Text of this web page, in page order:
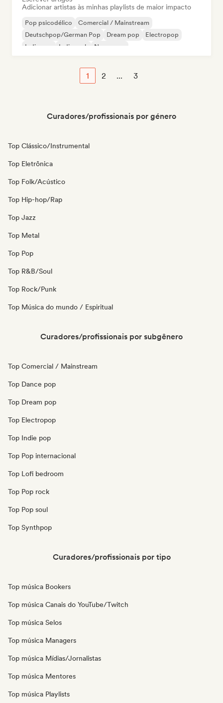
Adicionar artistas às minhas playlists de maior impacto
Pop psicodélico
Comercial / Mainstream
Deutschpop/German Pop
Dream pop
Electropop
Indie pop
Indie rock New wave
1 2 ... 3
Curadores/profissionais por género
Top Clássico/Instrumental
Top Eletrônica
Top Folk/Acústico
Top Hip-hop/Rap
Top Jazz
Top Metal
Top Pop
Top R&B/Soul
Top Rock/Punk
Top Música do mundo / Espiritual
Curadores/profissionais por subgênero
Top Comercial / Mainstream
Top Dance pop
Top Dream pop
Top Electropop
Top Indie pop
Top Pop internacional
Top Lofi bedroom
Top Pop rock
Top Pop soul
Top Synthpop
Curadores/profissionais por tipo
Top música Bookers
Top música Canais do YouTube/Twitch
Top música Selos
Top música Managers
Top música Mídias/Jornalistas
Top música Mentores
Top música Playlists